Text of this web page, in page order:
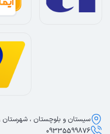
سیستان و بلوچستان ، شهرستان
09335599876